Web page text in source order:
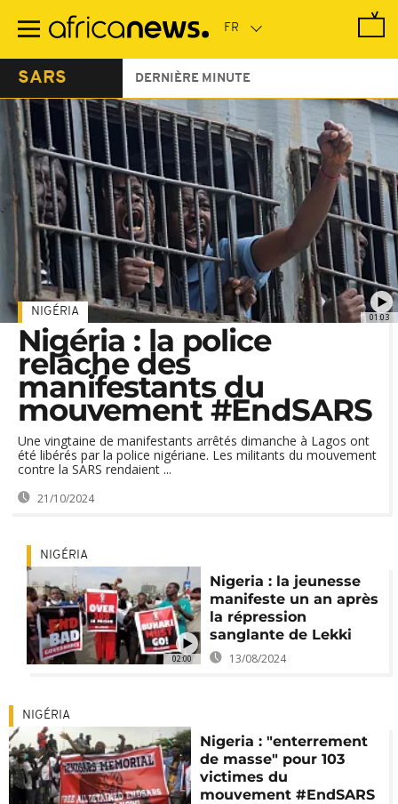
contenu
SARS DERNIÈRE MINUTE
01:03
NIGÉRIA
Nigéria : la police
relâche des
manifestants du
mouvement #EndSARS
Une vingtaine de manifestants arrêtés dimanche à Lagos ont
été libérés par la police nigériane. Les militants du mouvement
contre la SARS rendaient ...
21/10/2024
02:00
NIGÉRIA
Nigeria : la jeunesse
manifeste un an après
la répression
sanglante de Lekki
13/08/2024
NIGÉRIA
Nigeria : "enterrement
de masse" pour 103
victimes du
mouvement #EndSARS